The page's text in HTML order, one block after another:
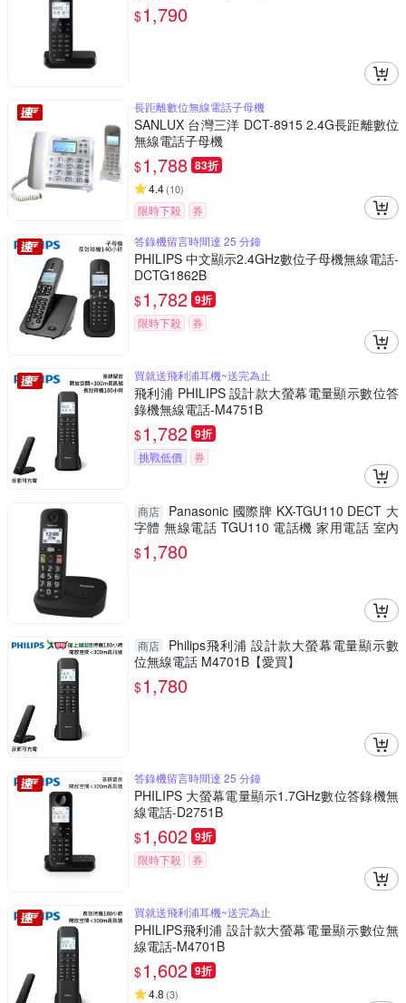
$1,790
長距離數位無線電話子母機
SANLUX 台灣三洋 DCT-8915 2.4G長距離數位
無線電話子母機
$1,788 83折
4.4(10)
限時下殺
券
答錄機留言時間達 25 分鐘
PHILIPS 中文顯示2.4GHz數位子母機無線電話-
DCTG1862B
$1,782 9折
限時下殺 券
買就送飛利浦耳機~送完為止
飛利浦 PHILIPS 設計款大螢幕電量顯示數位答
錄機無線電話-M4751B
$1,782 9折
挑戰低價 券
商店
Panasonic 國際牌 KX-TGU110 DECT 大
字體 無線電話 TGU110 電話機 家用電話 室內
電話
$1,780
商店
Philips飛利浦 設計款大螢幕電量顯示數
位無線電話 M4701B【愛買】
$1,780
答錄機留言時間達 25 分鐘
PHILIPS 大螢幕電量顯示1.7GHz數位答錄機無
線電話-D2751B
$1,602 9折
限時下殺 券
買就送飛利浦耳機~送完為止
PHILIPS飛利浦 設計款大螢幕電量顯示數位無
線電話-M4701B
$1,602 9折
4.8 (3)